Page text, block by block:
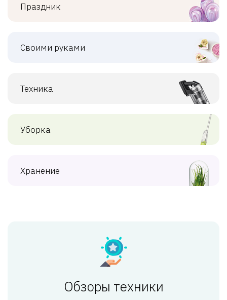
Праздник
Своими руками
Техника
Уборка
Хранение
Обзоры техники